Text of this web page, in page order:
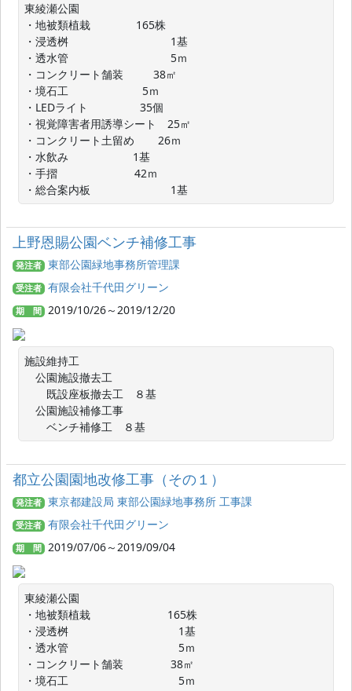
東綾瀬公園
・地被類植栽　           165株
・浸透桝　　　　　　　　　 1基
・透水管　　　　　　　　　 5ｍ
・コンクリート舗装　      38㎡
・境石工　　　             5ｍ
・LEDライト　             35個
・視覚障害者用誘導シート　25㎡
・コンクリート土留め　    26ｍ
・水飲み　                 1基
・手摺　              　　42ｍ
・総合案内板　　　　　　　 1基
上野恩賜公園ベンチ補修工事
発注者 東部公園緑地事務所管理課
受注者 有限会社千代田グリーン
期 間 2019/10/26～2019/12/20
施設維持工
公園施設撤去工
既設座板撤去工　８基
公園施設補修工事
ベンチ補修工　８基
都立公園園地改修工事（その１）
発注者 東京都建設局 東部公園緑地事務所 工事課
受注者 有限会社千代田グリーン
期 間 2019/07/06～2019/09/04
東綾瀬公園
・地被類植栽　　　　　　　165株
・浸透桝　　　　　　　　　　1基
・透水管　　　　　　　　　　5ｍ
・コンクリート舗装　　　　 38㎡
・境石工　　　　　　　　　　5ｍ